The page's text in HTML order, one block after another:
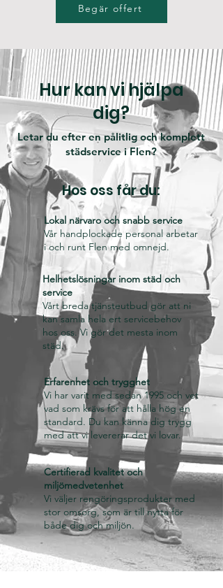
Begär offert
Hur kan vi hjälpa
dig?
Letar du efter en pålitlig och komplett
städservice i Flen?
Hos oss får du:
Lokal närvaro och snabb service
Vår handplockade personal arbetar
i och runt Flen med omnejd.
Helhetslösningar inom städ och
service
Vårt breda tjänsteutbud gör att ni
kan samla hela ert servicebehov
hos oss. Vi gör det mesta inom
städ.
Erfarenhet och trygghet
Vi har varit med sedan 1995 och vet
vad som krävs för att hålla hög en
standard. Du kan känna dig trygg
med att vi levererar det vi lovar.
Certifierad kvalitet och
miljömedvetenhet
Vi väljer rengöringsprodukter med
stor omsorg, som är till nytta för
både dig och miljön.